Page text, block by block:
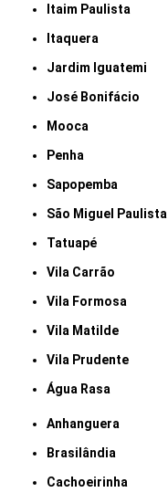
Itaim Paulista
Itaquera
Jardim Iguatemi
José Bonifácio
Mooca
Penha
Sapopemba
São Miguel Paulista
Tatuapé
Vila Carrão
Vila Formosa
Vila Matilde
Vila Prudente
Água Rasa
Anhanguera
Brasilândia
Cachoeirinha